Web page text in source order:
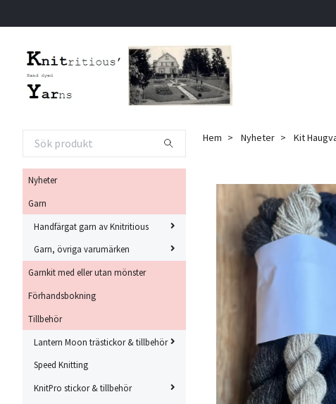
Nyheter
Garn
Handfärgat garn av Knitritious
Garn, övriga varumärken
Garnkit med eller utan mönster
Förhandsbokning
Tillbehör
Lantern Moon trästickor & tillbehör
Speed Knitting
KnitPro stickor & tillbehör
Hem Nyheter Kit